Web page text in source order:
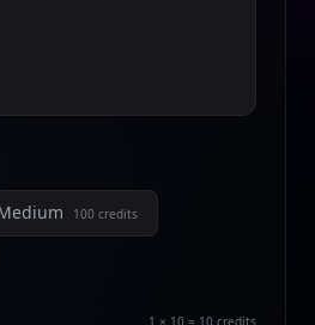
100 credits
1 × 10 = 10 credits